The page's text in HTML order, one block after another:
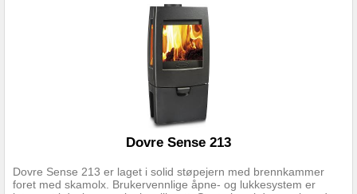
60-80 W pr m2 Forberedt for friskluft: Ja Askeskuff: Ja Mulighet
Dovre Sense 213 er laget i solid støpejern med brennkammer
foret med skamolx. Brukervennlige åpne- og lukkesystem er
Dovre Sense 213